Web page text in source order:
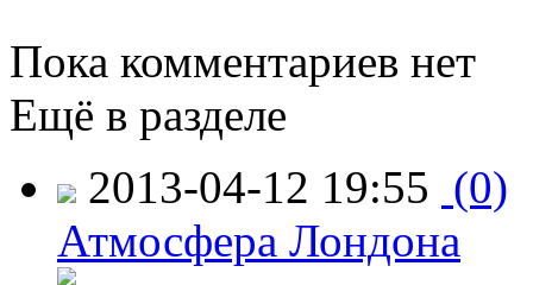
Пока комментариев нет
Ещё в разделе
2013-04-12 19:55 (0)
Атмосфера Лондона